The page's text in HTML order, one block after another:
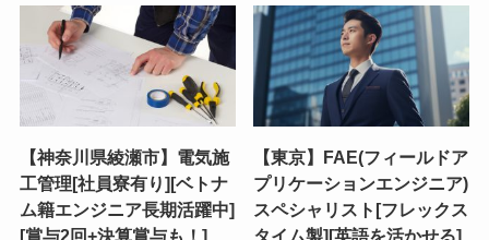
【神奈川県綾瀬市】電気施
工管理[社員寮有り][ベトナ
ム籍エンジニア長期活躍中]
[賞与2回+決算賞与も！]
【東京】FAE(フィールドア
プリケーションエンジニア)
スペシャリスト[フレックス
タイム製][英語を活かせる]